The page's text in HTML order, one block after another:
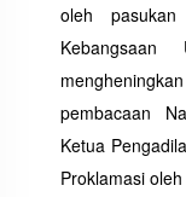
oleh
pembacaan
Ketua
Proklamasi